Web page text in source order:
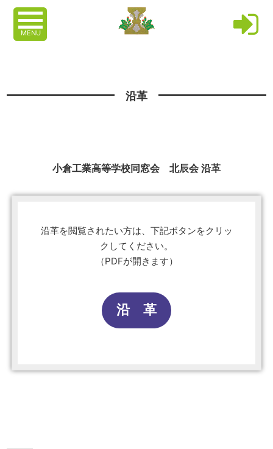
MENU
沿革
小倉工業高等学校同窓会 北辰会 沿革
沿革を閲覧されたい方は、下記ボタンをクリッ
クしてください。
（PDFが開きます）
沿 革